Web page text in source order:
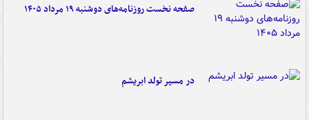
صفحه نخست روزنامه‌های دوشنبه ۱۹ مرداد ۱۴۰۵
در مسیر تولد ابریشم